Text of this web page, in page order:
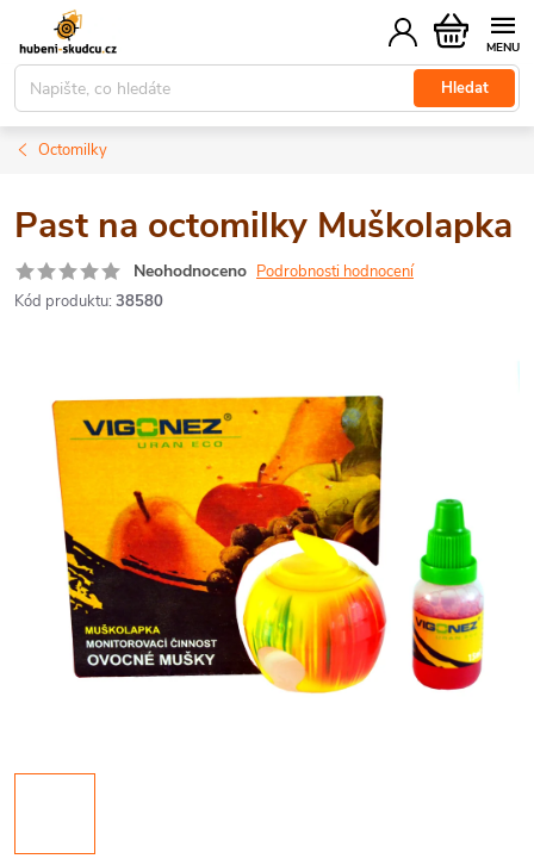
obsah
Hledat
Nákupní
košík
Octomilky
Past na octomilky Muškolapka
Neohodnoceno Podrobnosti hodnocení
Kód produktu: 38580